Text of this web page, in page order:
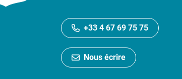
+33 4 67 69 75 75
Nous écrire